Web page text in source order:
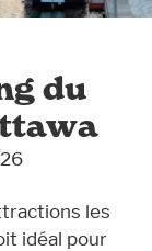
du
les
idéal pour